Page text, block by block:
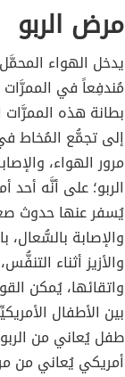
مرض الربو
يدخل الهواء
مُندفِعاً في
بطانة هذه الممرَّات
إلى تجمُّع المُخاط
مرور الهواء،
الربو؛ على أنَّه أحد
يُسفر عنها حدوث
والإصابة بالسُّعال،
والأزيز أثناء
واتقائها، يُمكن
أمريكي يُعاني من